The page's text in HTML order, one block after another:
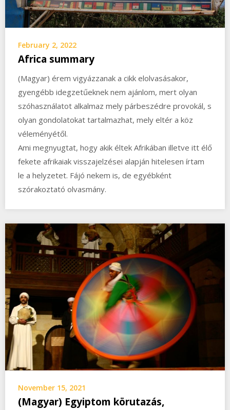
February 2, 2022
Africa summary
(Magyar) érem vigyázzanak a cikk elolvasásakor,
gyengébb idegzetűeknek nem ajánlom, mert olyan
szóhasználatot alkalmaz mely párbeszédre provokál, s
olyan gondolatokat tartalmazhat, mely eltér a köz
véleményétől.
Ami megnyugtat, hogy akik éltek Afrikában illetve itt élő
fekete afrikaiak visszajelzései alapján hitelesen írtam
le a helyzetet. Fájó nekem is, de egyébként
szórakoztató olvasmány.
November 15, 2021
(Magyar) Egyiptom körutazás,